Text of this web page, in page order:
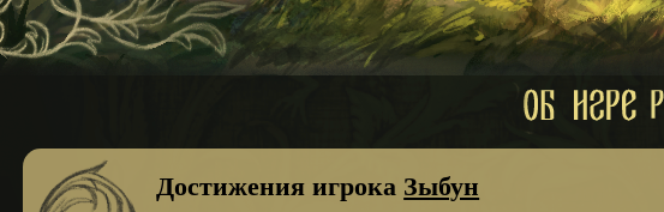
Достижения игрока Зыбун